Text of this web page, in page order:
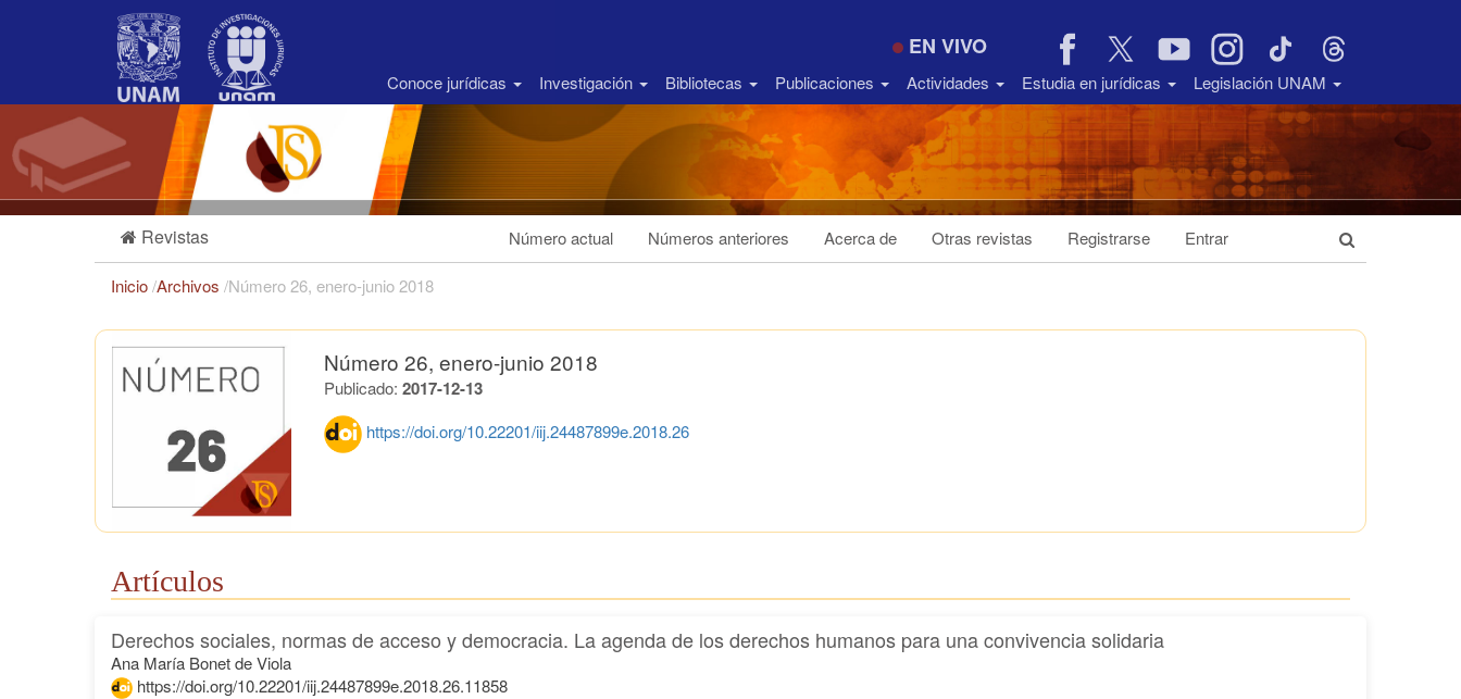
Barra
EN VIVO
Conoce jurídicas Investigación Bibliotecas Publicaciones Actividades Estudia en jurídicas Legislación UNAM
Revistas Número actual Números anteriores Acerca de Otras revistas Registrarse Entrar
Inicio/Archivos /Número 26, enero-junio 2018
Número 26, enero-junio 2018
Publicado: 2017-12-13
https://doi.org/10.22201/iij.24487899e.2018.26
Artículos
Derechos sociales, normas de acceso y democracia. La agenda de los derechos humanos para una convivencia solidaria
Ana María Bonet de Viola
https://doi.org/10.22201/iij.24487899e.2018.26.11858